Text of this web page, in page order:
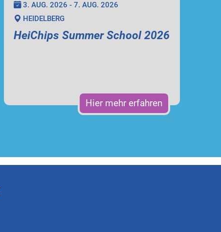
3. AUG. 2026 - 7. AUG. 2026
HEIDELBERG
HeiChips Summer School 2026
Hier mehr erfahren